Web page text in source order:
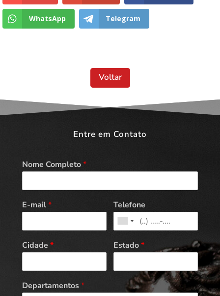
WhatsApp Telegram
Voltar
Entre em Contato
Nome Completo*
E-mail* Telefone
Cidade * Estado*
Departamentos*